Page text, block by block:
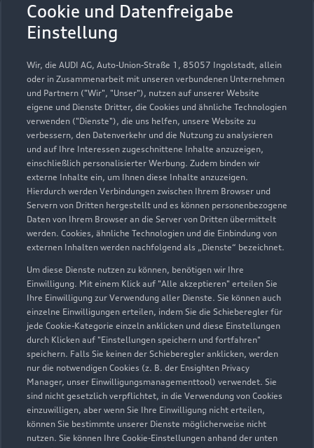
Cookie und Datenfreigabe
Einstellung
Wir, die AUDI AG, Auto-Union-Straße 1, 85057 Ingolstadt, allein
oder in Zusammenarbeit mit unseren verbundenen Unternehmen
und Partnern ("Wir", "Unser"), nutzen auf unserer Website
eigene und Dienste Dritter, die Cookies und ähnliche Technologien
verwenden ("Dienste"), die uns helfen, unsere Website zu
verbessern, den Datenverkehr und die Nutzung zu analysieren
und auf Ihre Interessen zugeschnittene Inhalte anzuzeigen,
einschließlich personalisierter Werbung. Zudem binden wir
externe Inhalte ein, um Ihnen diese Inhalte anzuzeigen.
Hierdurch werden Verbindungen zwischen Ihrem Browser und
Servern von Dritten hergestellt und es können personenbezogene
Daten von Ihrem Browser an die Server von Dritten übermittelt
werden. Cookies, ähnliche Technologien und die Einbindung von
externen Inhalten werden nachfolgend als „Dienste“ bezeichnet.
Um diese Dienste nutzen zu können, benötigen wir Ihre
Einwilligung. Mit einem Klick auf "Alle akzeptieren" erteilen Sie
Ihre Einwilligung zur Verwendung aller Dienste. Sie können auch
einzelne Einwilligungen erteilen, indem Sie die Schieberegler für
jede Cookie-Kategorie einzeln anklicken und diese Einstellungen
durch Klicken auf "Einstellungen speichern und fortfahren"
speichern. Falls Sie keinen der Schieberegler anklicken, werden
nur die notwendigen Cookies (z. B. der Ensighten Privacy
Manager, unser Einwilligungsmanagementtool) verwendet. Sie
sind nicht gesetzlich verpflichtet, in die Verwendung von Cookies
einzuwilligen, aber wenn Sie Ihre Einwilligung nicht erteilen,
können Sie bestimmte unserer Dienste möglicherweise nicht
nutzen. Sie können Ihre Cookie-Einstellungen anhand der unten
Rhönstraße 17
97653 Bischofsheim
09772 91330
juergen.weber@autoweber-b.de
Kontaktdaten herunterladen
Öffnungszeiten
Service
Geschlossen, öffnet am Montag 08:00
Teile- & Zubehörverkauf
Geschlossen,öffnet amMontag 08:00